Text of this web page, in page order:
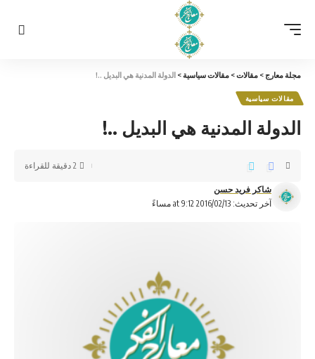
مجلة معارج> مقالات> مقالات سياسية> الدولة المدنية هي البديل ..!
مقالات سياسية
الدولة المدنية هي البديل ..!
آخر تحديث: 2016/02/13 at 9:12 مساءً
شاكر فريد حسن
2 دقيقة للقراءة